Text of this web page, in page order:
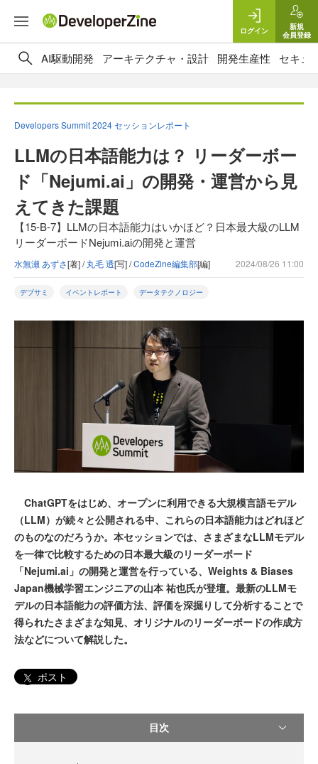
ログイン
新規
会員登録
AI駆動開発 アーキテクチャ・設計 開発生産性 セキュ
Developers Summit 2024 セッションレポート
LLMの日本語能力は？ リーダーボー
ド「Nejumi.ai」の開発・運営から見
えてきた課題
【15-B-7】LLMの日本語能力はいかほど？日本最大級のLLM
リーダーボードNejumi.aiの開発と運営
水無瀬 あずさ[著] /丸毛 透[写] /CodeZine編集部[編] 2024/08/26 11:00
デブサミ イベントレポート データテクノロジー
ChatGPTをはじめ、オープンに利用できる大規模言語モデル
（LLM）が続々と公開される中、これらの日本語能力はどれほど
のものなのだろうか。本セッションでは、さまざまなLLMモデル
を一律で比較するための日本最大級のリーダーボード
「Nejumi.ai」の開発と運営を行っている、Weights & Biases
Japan機械学習エンジニアの山本 祐也氏が登壇。最新のLLMモ
デルの日本語能力の評価方法、評価を深掘りして分析することで
得られたさまざまな知見、オリジナルのリーダーボードの作成方
法などについて解説した。
ポスト
目次